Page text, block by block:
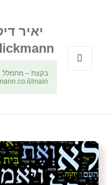
בקצת – מתמלל
main